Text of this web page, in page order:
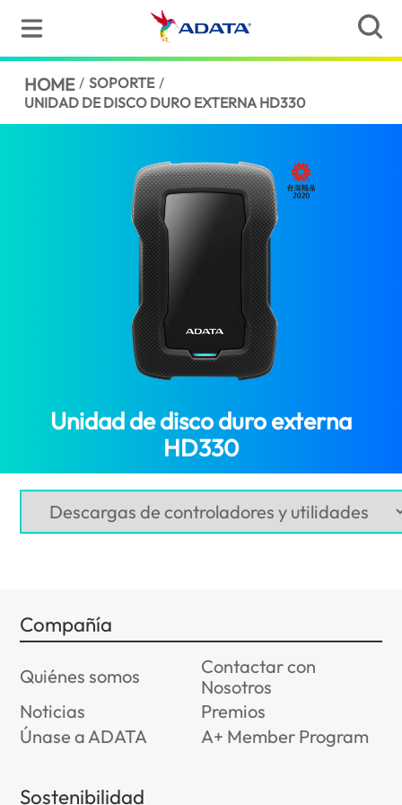
HOME / SOPORTE /
UNIDAD DE DISCO DURO EXTERNA HD330
Unidad de disco duro externa
HD330(Panama)
Compañía
Quiénes somos
Contactar con
Nosotros
Noticias
Premios
Únase a ADATA
A+ Member Program
Sostenibilidad